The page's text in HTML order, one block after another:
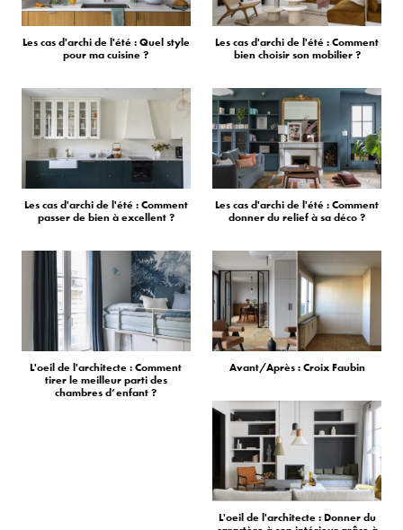
Les cas d'archi de l'été : Quel style
pour ma cuisine ?
Les cas d'archi de l'été : Comment
bien choisir son mobilier ?
Les cas d'archi de l'été : Comment
passer de bien à excellent ?
Les cas d'archi de l'été : Comment
donner du relief à sa déco ?
L'oeil de l'architecte : Comment
tirer le meilleur parti des
chambres d’enfant ?
Avant/Après : Croix Faubin
L'oeil de l'architecte : Donner du